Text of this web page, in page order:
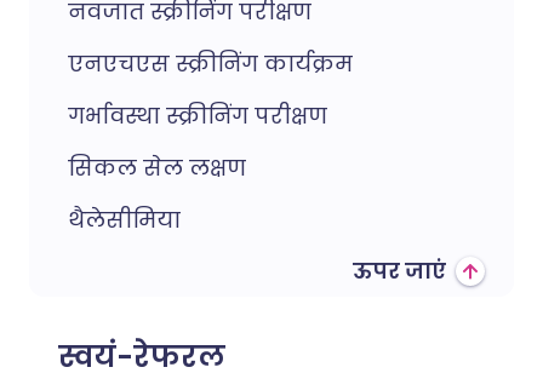
नवजात स्क्रीनिंग परीक्षण
एनएचएस स्क्रीनिंग कार्यक्रम
गर्भावस्था स्क्रीनिंग परीक्षण
सिकल सेल लक्षण
थैलेसीमिया
ऊपर जाएं
स्वयं-रेफरल